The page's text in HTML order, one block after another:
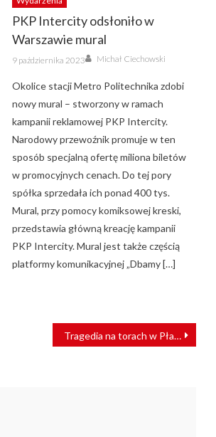
PKP Intercity odsłoniło w
Warszawie mural
Posted
on
9 października 2023 Author
Michał Ciechowski
Okolice stacji Metro Politechnika zdobi
nowy mural – stworzony w ramach
kampanii reklamowej PKP Intercity.
Narodowy przewoźnik promuje w ten
sposób specjalną ofertę miliona biletów
w promocyjnych cenach. Do tej pory
spółka sprzedała ich ponad 400 tys.
Mural, przy pomocy komiksowej kreski,
przedstawia główną kreację kampanii
PKP Intercity. Mural jest także częścią
platformy komunikacyjnej „Dbamy […]
Tragedia na torach w Pławnej. Pociąg śmiertelnie potrącił mężczyznę